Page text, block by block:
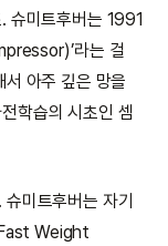
슈미트후버는 1991
라는 걸
아주 깊은 망을
학습의 시초인 셈
슈미트후버는 자기
Weight